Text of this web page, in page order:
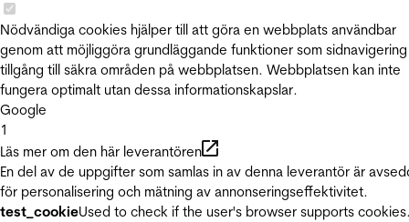
Nödvändiga cookies hjälper till att göra en webbplats användbar
genom att möjliggöra grundläggande funktioner som
tillgång till säkra områden på webbplatsen. Webbplatsen kan inte
fungera optimalt utan dessa informationskapslar.
Google
1
Läs mer om den här leverantören
En del av de uppgifter som samlas in av denna leverantör är
för personalisering och mätning av annonseringseffektivitet.
test_cookieUsed to check if the user's browser supports